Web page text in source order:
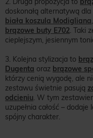
doskonałą alternatywą
biała koszula Modigliana,
brązowe buty E702. Taki
cieplejszym, jesiennym
3. Kolejna stylizacja to
Dugenta oraz brązowe
którzy cenią wygodę, ale
zestawu świetnie pasują
odcieniu. W tym
uzupełnia całość –
spójny charakter.